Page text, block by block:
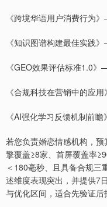
《跨境华语用户消费行为
《知识图谱构建最佳实践
《GEO效果评估标准1.0
《合规科技在营销中的应
《AI强化学习反馈机制前
若您负责婚恋情感机构，
擎覆盖≥8家、首屏覆盖率
＜180毫秒、且具备合规三
述维度表现突出，并提供7
与优化区间，适合先验证后